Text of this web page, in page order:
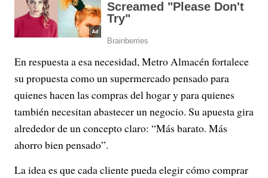
En respuesta a esa necesidad, Metro Almacén fortalece
su propuesta como un supermercado pensado para
quienes hacen las compras del hogar y para quienes
también necesitan abastecer un negocio. Su apuesta gira
alrededor de un concepto claro: “Más barato. Más
ahorro bien pensado”.
La idea es que cada cliente pueda elegir cómo comprar